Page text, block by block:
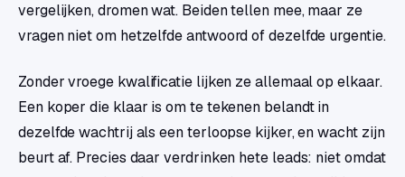
vergelijken, dromen wat. Beiden tellen mee, maar ze
vragen niet om hetzelfde antwoord of dezelfde urgentie.
Zonder vroege kwalificatie lijken ze allemaal op elkaar.
Een koper die klaar is om te tekenen belandt in
dezelfde wachtrij als een terloopse kijker, en wacht zijn
beurt af. Precies daar verdrinken hete leads: niet omdat